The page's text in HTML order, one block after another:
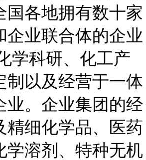
国各地拥有数十家
企业联合体的企业
学科研、化工产
制以及经营于一体
业。企业集团的经
精细化学品、医药
学溶剂、特种无机